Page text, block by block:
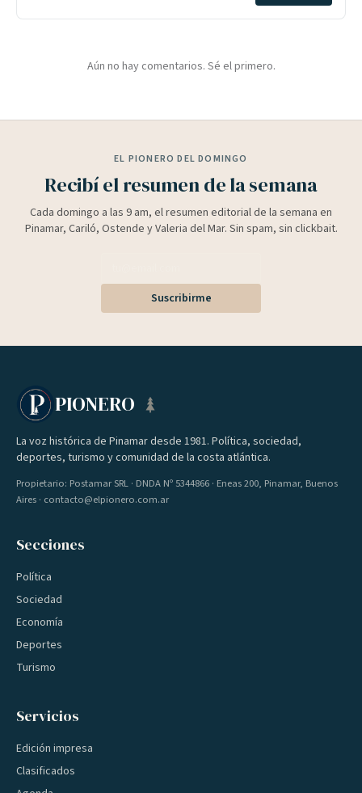
Aún no hay comentarios. Sé el primero.
EL PIONERO DEL DOMINGO
Recibí el resumen de la semana
Cada domingo a las 9 am, el resumen editorial de la semana en
Pinamar, Cariló, Ostende y Valeria del Mar. Sin spam, sin clickbait.
Suscribirme
PIONERO
La voz histórica de Pinamar desde 1981. Política, sociedad,
deportes, turismo y comunidad de la costa atlántica.
Propietario: Postamar SRL · DNDA Nº 5344866 · Eneas 200, Pinamar, Buenos
Aires · contacto@elpionero.com.ar
Secciones
Política
Sociedad
Economía
Deportes
Turismo
Servicios
Edición impresa
Clasificados